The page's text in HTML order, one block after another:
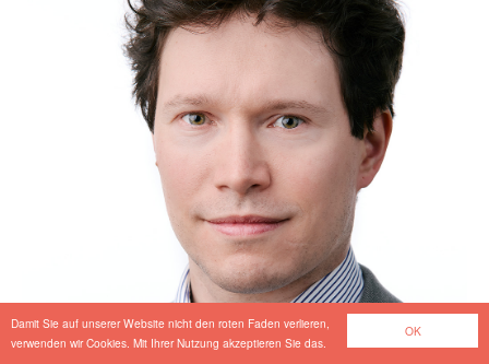
OK
Damit Sie auf unserer Website nicht den roten Faden verlieren,
verwenden wir Cookies. Mit Ihrer Nutzung akzeptieren Sie das.